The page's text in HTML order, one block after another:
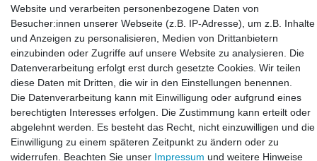
LAXARA:
Zeppelinstraße 4, 89604 Allmendingen, Deutschland
E-mail:
E-mail:
info@bluewater-armaturen.de
Öffnungszeiten:
Mo - Fr 10:00 - 12:00 Uhr
Mo - Fr 13:00 - 15:00 Uhr
Website und verarbeiten personenbezogene Daten von
Besucher:innen unserer Webseite (z.B. IP-Adresse), um z.B. Inhalte
und Anzeigen zu personalisieren, Medien von Drittanbietern
einzubinden oder Zugriffe auf unsere Website zu analysieren. Die
Datenverarbeitung erfolgt erst durch gesetzte Cookies. Wir teilen
diese Daten mit Dritten, die wir in den Einstellungen benennen.
Die Datenverarbeitung kann mit Einwilligung oder aufgrund eines
berechtigten Interesses erfolgen. Die Zustimmung kann erteilt oder
abgelehnt werden. Es besteht das Recht, nicht einzuwilligen und die
Einwilligung zu einem späteren Zeitpunkt zu ändern oder zu
widerrufen. Beachten Sie unser Impressum und weitere Hinweise